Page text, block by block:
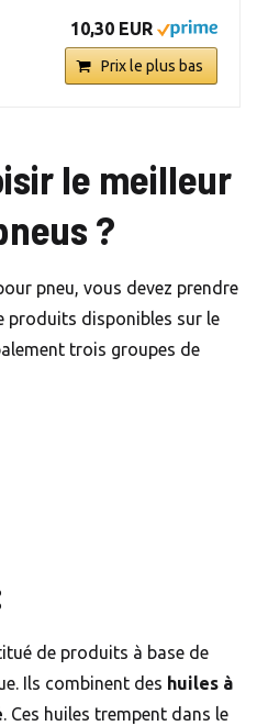
10,30 EUR
Prix le plus bas
le meilleur
?
pneu, vous devez prendre
produits disponibles sur le
trois groupes de
de produits à base de
Ils combinent des huiles à
. Ces huiles trempent dans le